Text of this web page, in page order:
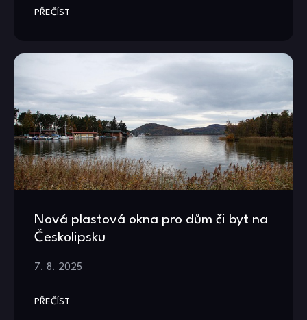
PŘEČÍST
Nová plastová okna pro dům či byt na
Českolipsku
7. 8. 2025
PŘEČÍST